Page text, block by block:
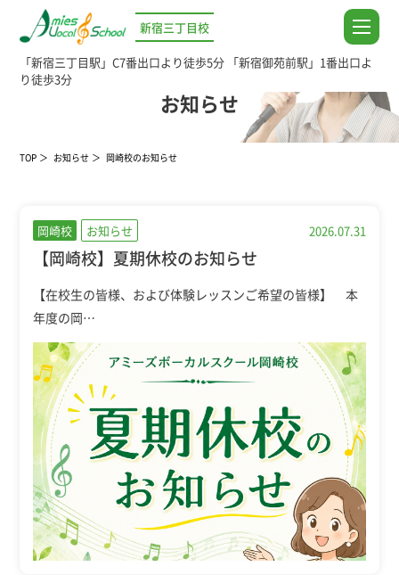
新宿三丁目校
「新宿三丁目駅」C7番出口より徒歩5分 「新宿御苑前駅」1番出口よ
り徒歩3分
お知らせ
TOP お知らせ 岡崎校のお知らせ
岡崎校 お知らせ 2026.07.31
【岡崎校】夏期休校のお知らせ
【在校生の皆様、および体験レッスンご希望の皆様】 本
年度の岡…